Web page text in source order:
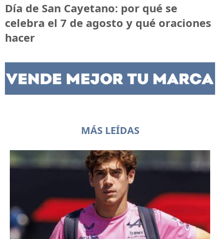
Día de San Cayetano: por qué se
celebra el 7 de agosto y qué oraciones
hacer
MÁS LEÍDAS